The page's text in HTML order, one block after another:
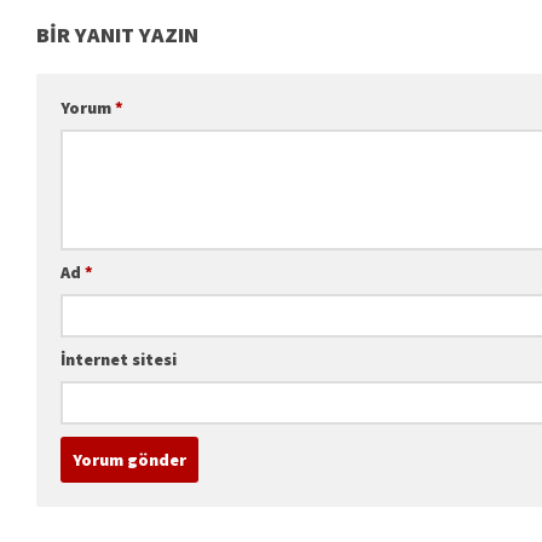
BIR YANIT YAZIN
Yorum*
Ad *
İnternet sitesi